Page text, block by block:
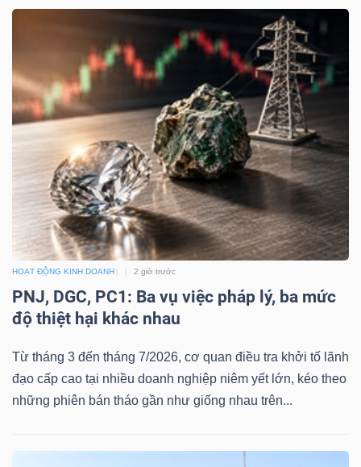
HOẠT ĐỘNG KINH DOANH 2 giờ trước
PNJ, DGC, PC1: Ba vụ việc pháp lý, ba mức
độ thiệt hại khác nhau
Từ tháng 3 đến tháng 7/2026, cơ quan điều tra khởi tố lãnh
đạo cấp cao tại nhiều doanh nghiệp niêm yết lớn, kéo theo
những phiên bán tháo gần như giống nhau trên...
THÔNG
TRUYỀN
THÔNG
TIỆN
ÍCH